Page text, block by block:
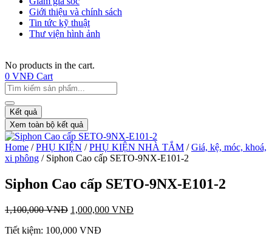
Giới thiệu và chính sách
Tin tức kỹ thuật
Thư viện hình ảnh
No products in the cart.
0 VNĐ Cart
Kết quả
Xem toàn bộ kết quả
Home /PHỤ KIỆN /PHỤ KIỆN NHÀ TẮM /Giá, kệ, móc, khoá,
xi phông / Siphon Cao cấp SETO-9NX-E101-2
Siphon Cao cấp SETO-9NX-E101-2
1,100,000VNĐ 1,000,000 VNĐ
Tiết kiệm: 100,000 VNĐ